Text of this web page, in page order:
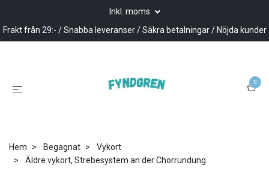
Inkl. moms
Frakt från 29:- / Snabba leveranser / Säkra betalningar / Nöjda kunder
0
Hem Begagnat
Vykort
Äldre vykort, Strebesystem an der Chorrundung